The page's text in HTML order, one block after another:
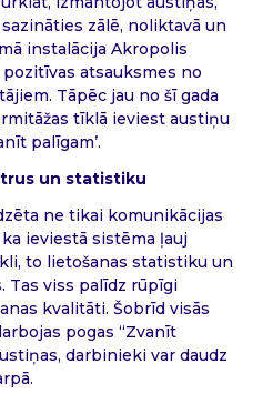
zālē, noliktavā un
instalācija Akropolis
atsauksmes no
Tāpēc jau no šī gada
tīklā ieviest austiņu
palīgam’.
un statistiku
ne tikai komunikācijas
ieviestā sistēma ļauj
to lietošanas statistiku un
Tas viss palīdz rūpīgi
kvalitāti. Šobrīd visās
pogas “Zvanīt
darbinieki var daudz